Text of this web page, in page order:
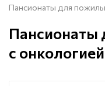
Пансионаты для
с